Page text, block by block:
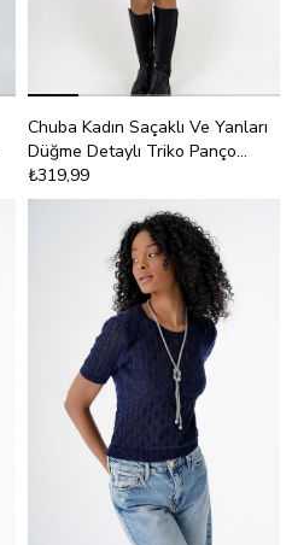
Chuba Kadın Saçaklı Ve Yanları
Düğme Detaylı Triko Panço
Oranj 24W149
₺319,99